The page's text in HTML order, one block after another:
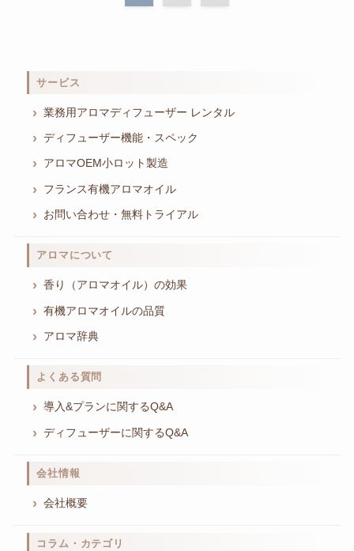
サービス
業務用アロマディフューザー レンタル
ディフューザー機能・スペック
アロマOEM小ロット製造
フランス有機アロマオイル
お問い合わせ・無料トライアル
アロマについて
香り（アロマオイル）の効果
有機アロマオイルの品質
アロマ辞典
よくある質問
導入&プランに関するQ&A
ディフューザーに関するQ&A
会社情報
会社概要
コラム・カテゴリ